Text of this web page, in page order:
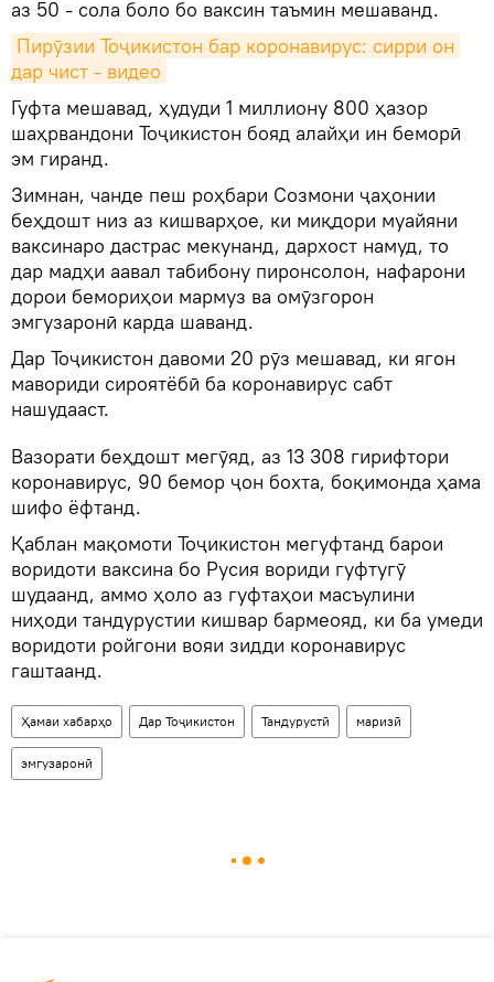
аз 50 - сола боло бо ваксин таъмин мешаванд.
Пирӯзии Тоҷикистон бар коронавирус: сирри он
дар чист - видео
Гуфта мешавад, ҳудуди 1 миллиону 800 ҳазор
шаҳрвандони Тоҷикистон бояд алайҳи ин беморӣ
эм гиранд.
Зимнан, чанде пеш роҳбари Созмони ҷаҳонии
беҳдошт низ аз кишварҳое, ки миқдори муайяни
ваксинаро дастрас мекунанд, дархост намуд, то
дар мадҳи аавал табибону пиронсолон, нафарони
дорои бемориҳои мармуз ва омӯзгорон
эмгузаронӣ карда шаванд.
Дар Тоҷикистон давоми 20 рӯз мешавад, ки ягон
мавориди сироятёбӣ ба коронавирус сабт
нашудааст.
Вазорати беҳдошт мегӯяд, аз 13 308 гирифтори
коронавирус, 90 бемор ҷон бохта, боқимонда ҳама
шифо ёфтанд.
Қаблан мақомоти Тоҷикистон мегуфтанд барои
воридоти ваксина бо Русия вориди гуфтугӯ
шудаанд, аммо ҳоло аз гуфтаҳои масъулини
ниҳоди тандурустии кишвар бармеояд, ки ба умеди
воридоти ройгони вояи зидди коронавирус
гаштаанд.
Ҳамаи хабарҳо Дар Тоҷикистон Тандурустӣ маризӣ
эмгузаронӣ